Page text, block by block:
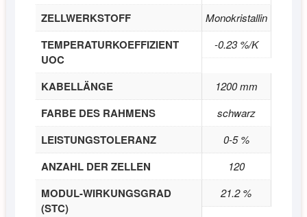
ZELLWERKSTOFF Monokristallin
TEMPERATURKOEFFIZIENT
UOC
-0.23 %/K
KABELLÄNGE 1200 mm
FARBE DES RAHMENS schwarz
LEISTUNGSTOLERANZ 0-5 %
ANZAHL DER ZELLEN 120
MODUL-WIRKUNGSGRAD
(STC)
21.2 %